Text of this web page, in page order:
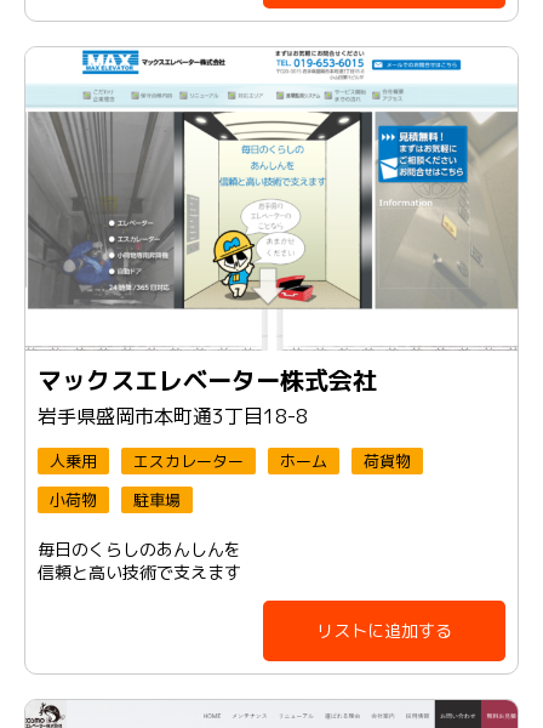
マックスエレベーター株式会社
岩手県盛岡市本町通3丁目18-8
人乗用 エスカレーター ホーム
荷貨物
小荷物
駐車場
毎日のくらしのあんしんを
信頼と高い技術で支えます
リストに追加する